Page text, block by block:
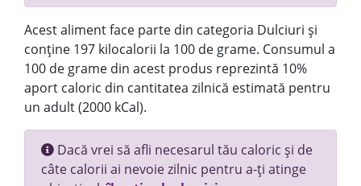
Acest aliment face parte din categoria Dulciuri și
conține 197 kilocalorii la 100 de grame. Consumul a
100 de grame din acest produs reprezintă 10%
aport caloric din cantitatea zilnică estimată pentru
un adult (2000 kCal).
Dacă vrei să afli necesarul tău caloric și de
câte calorii ai nevoie zilnic pentru a-ți atinge